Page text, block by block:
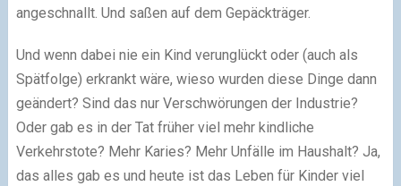
angeschnallt. Und saßen auf dem Gepäckträger.
Und wenn dabei nie ein Kind verunglückt oder (auch als
Spätfolge) erkrankt wäre, wieso wurden diese Dinge dann
geändert? Sind das nur Verschwörungen der Industrie?
Oder gab es in der Tat früher viel mehr kindliche
Verkehrstote? Mehr Karies? Mehr Unfälle im Haushalt? Ja,
das alles gab es und heute ist das Leben für Kinder viel